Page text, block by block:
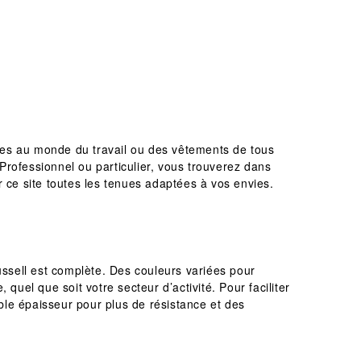
au monde du travail ou des vêtements de tous
ou particulier, vous trouverez dans
site toutes les tenues adaptées à vos envies.
est complète. Des couleurs variées pour
que soit votre secteur d’activité. Pour faciliter
épaisseur pour plus de résistance et des